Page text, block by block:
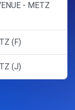
- METZ
(F)
(J)